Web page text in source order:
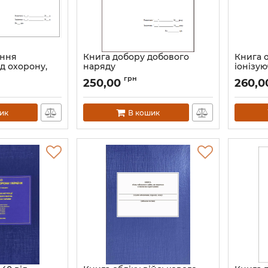
охорону,
з-під
території),
Книга добору добового
наряду
250,00 грн
В кошик
Книга
97
Артикул: